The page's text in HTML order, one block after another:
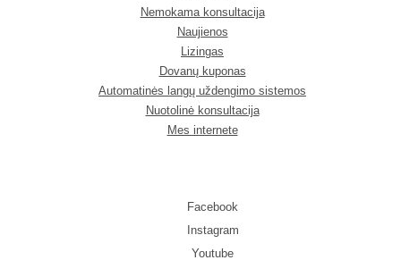
Nemokama konsultacija
Naujienos
Lizingas
Dovanų kuponas
Automatinės langų uždengimo sistemos
Nuotolinė konsultacija
Mes internete
Facebook
Instagram
Youtube